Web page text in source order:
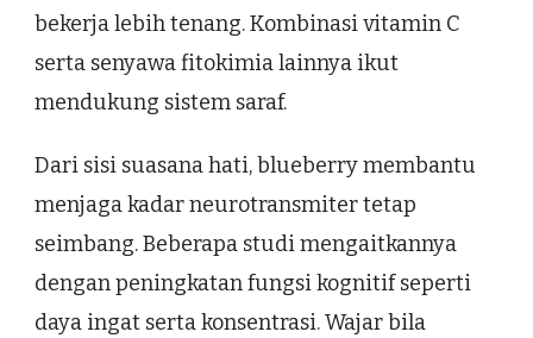
bekerja lebih tenang. Kombinasi vitamin C
serta senyawa fitokimia lainnya ikut
mendukung sistem saraf.
Dari sisi suasana hati, blueberry membantu
menjaga kadar neurotransmiter tetap
seimbang. Beberapa studi mengaitkannya
dengan peningkatan fungsi kognitif seperti
daya ingat serta konsentrasi. Wajar bila